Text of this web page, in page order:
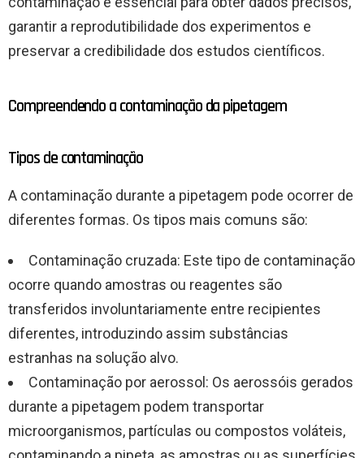
garantir a reprodutibilidade dos experimentos e
preservar a credibilidade dos estudos científicos.
Compreendendo a contaminação da pipetagem
Tipos de contaminação
A contaminação durante a pipetagem pode ocorrer de
diferentes formas. Os tipos mais comuns são:
Contaminação cruzada: Este tipo de contaminação
ocorre quando amostras ou reagentes são
transferidos involuntariamente entre recipientes
diferentes, introduzindo assim substâncias
estranhas na solução alvo.
Contaminação por aerossol: Os aerossóis gerados
durante a pipetagem podem transportar
microorganismos, partículas ou compostos voláteis,